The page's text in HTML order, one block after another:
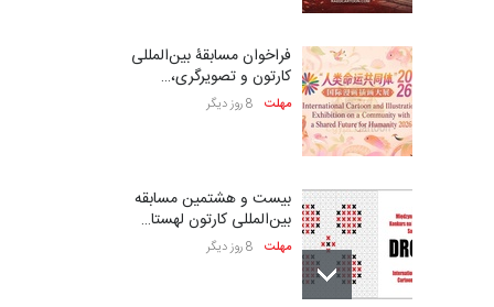
فراخوان مسابقۀ بین‌المللی
کارتون و تصویرگری،…
مهلت 8 روز دیگر
بیست و هشتمین مسابقه
بین‌المللی کارتون لهستا…
مهلت 8 روز دیگر